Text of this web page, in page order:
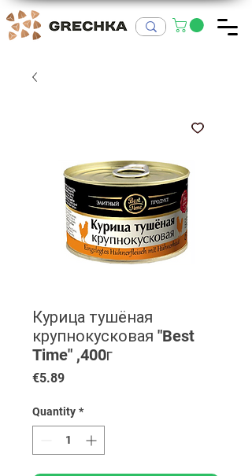
Курица тушёная
крупнокусковая "Best
Time" ,400г
€5.89Price
Quantity *